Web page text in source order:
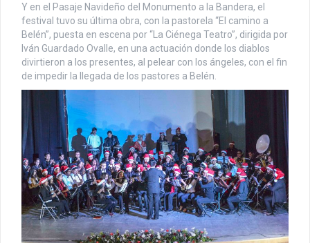
Y en el Pasaje Navideño del Monumento a la Bandera, el
festival tuvo su última obra, con la pastorela “El camino a
Belén”, puesta en escena por “La Ciénega Teatro”, dirigida por
Iván Guardado Ovalle, en una actuación donde los diablos
divirtieron a los presentes, al pelear con los ángeles, con el fin
de impedir la llegada de los pastores a Belén.